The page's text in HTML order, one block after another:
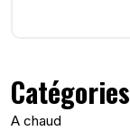
Catégories
A chaud